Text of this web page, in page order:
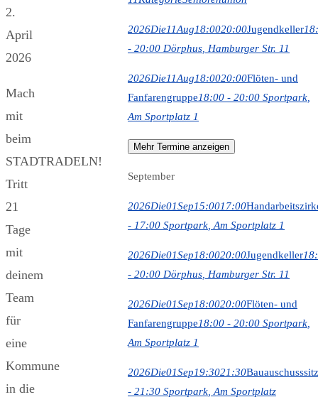
2.
April
2026
Mach
mit
beim
STADTRADELN!
Tritt
21
Tage
mit
deinem
Team
für
eine
Kommune
in die
2026Die11Aug18:0020:00Jugendkeller
- 20:00 Dörphus , Hamburger Str. 11
2026Die11Aug18:0020:00Flöten- und
Fanfarengruppe18:00 - 20:00 Sportpark
Am Sportplatz 1
Mehr Termine anzeigen
September
2026Die01Sep15:0017:00
- 17:00 Sportpark , Am Sportplatz 1
2026Die01Sep18:0020:00Jugendkeller
- 20:00 Dörphus , Hamburger Str. 11
2026Die01Sep18:0020:00Flöten- und
Fanfarengruppe18:00 - 20:00 Sportpark
Am Sportplatz 1
2026Die01Sep19:3021:30
- 21:30 Sportpark , Am Sportplatz